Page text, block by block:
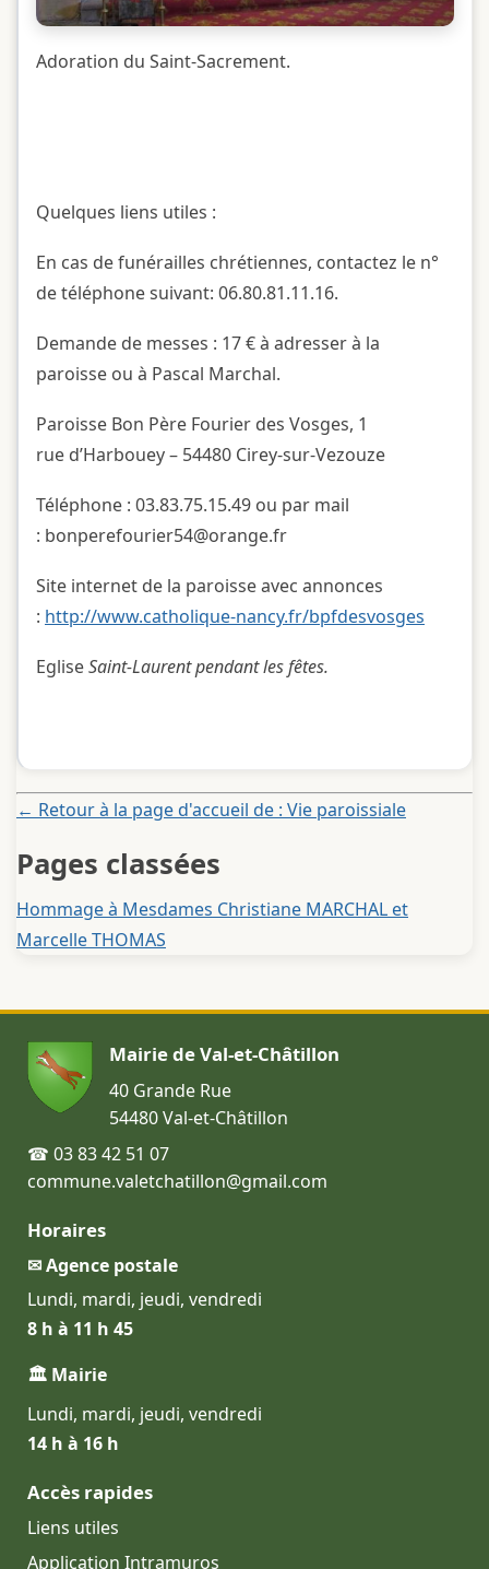
Adoration du Saint-Sacrement.
Quelques liens utiles :
En cas de funérailles chrétiennes, contactez le n°
de téléphone suivant: 06.80.81.11.16.
Demande de messes : 17 € à adresser à la
paroisse ou à Pascal Marchal.
Paroisse Bon Père Fourier des Vosges, 1
rue d’Harbouey – 54480 Cirey-sur-Vezouze
Téléphone : 03.83.75.15.49 ou par mail
: bonperefourier54@orange.fr
Site internet de la paroisse avec annonces
: http://www.catholique-nancy.fr/bpfdesvosges
EgliseSaint-Laurent pendant les fêtes.
← Retour à la page d'accueil de : Vie paroissiale
Pages classées
Hommage à Mesdames Christiane MARCHAL et
Marcelle THOMAS
Mairie de Val-et-Châtillon
40 Grande Rue
54480 Val-et-Châtillon
☎ 03 83 42 51 07
commune.valetchatillon@gmail.com
Horaires
✉ Agence postale
Lundi, mardi, jeudi, vendredi
8 h à 11 h 45
🏛 Mairie
Lundi, mardi, jeudi, vendredi
14 h à 16 h
Accès rapides
Liens utiles
Application Intramuros